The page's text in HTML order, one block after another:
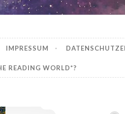
IMPRESSUM
READING WORLD*?